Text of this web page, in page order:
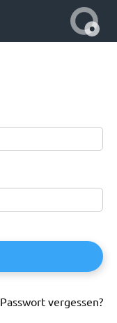
Passwort vergessen?